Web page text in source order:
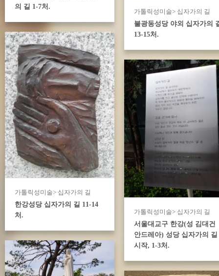
의 길 1-7처.
가톨릭성미술> 십자가의 길
불광동성당 야외 십자가의
13-15처.
가톨릭성미술> 십자가의 길
한강성당 십자가의 길 11-14
처.
가톨릭성미술> 십자가의 길
서울대교구 한강(성 김대건
안드레아) 성당 십자가의 길
시작, 1-3처.